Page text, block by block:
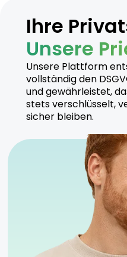
Ihre
Unsere
Unsere Plattform
vollständig den
und gewährleistet,
stets verschlüsselt,
sicher bleiben.